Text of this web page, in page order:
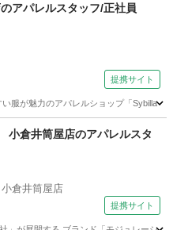
アパレルスタッフ/正社員
提携サイト
服が魅力のアパレルショップ「Sybilla
倉井筒屋店のアパレルスタ
倉井筒屋店
提携サイト